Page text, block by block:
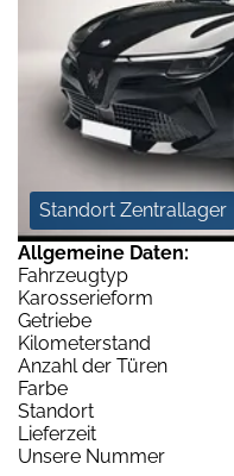
Standort Zentrallager
Allgemeine Daten:
Fahrzeugtyp
Karosserieform
Getriebe
Kilometerstand
Anzahl der Türen
Farbe
Standort
Lieferzeit
Unsere Nummer